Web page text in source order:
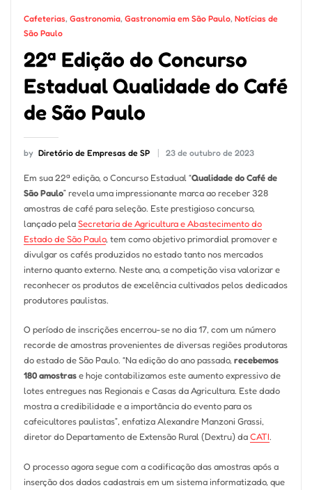
Cafeterias, Gastronomia, Gastronomia em São Paulo, Notícias de
São Paulo
22ª Edição do Concurso
Estadual Qualidade do Café
de São Paulo
by Diretório de Empresas de SP 23 de outubro de 2023
Em sua 22ª edição, o Concurso Estadual “Qualidade do Café de
São Paulo” revela uma impressionante marca ao receber 328
amostras de café para seleção. Este prestigioso concurso,
lançado pelaSecretaria de Agricultura e Abastecimento do
Estado de São Paulo, tem como objetivo primordial promover e
divulgar os cafés produzidos no estado tanto nos mercados
interno quanto externo. Neste ano, a competição visa valorizar e
reconhecer os produtos de excelência cultivados pelos dedicados
produtores paulistas.
O período de inscrições encerrou-se no dia 17, com um número
recorde de amostras provenientes de diversas regiões produtoras
do estado de São Paulo. “Na edição do ano passado, recebemos
180 amostrase hoje contabilizamos este aumento expressivo de
lotes entregues nas Regionais e Casas da Agricultura. Este dado
mostra a credibilidade e a importância do evento para os
cafeicultores paulistas”, enfatiza Alexandre Manzoni Grassi,
diretor do Departamento de Extensão Rural (Dextru) daCATI.
O processo agora segue com a codificação das amostras após a
inserção dos dados cadastrais em um sistema informatizado, que